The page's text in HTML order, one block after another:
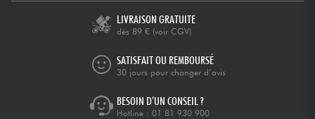
LIVRAISON GRATUITE
dès 89 € (voir CGV)
SATISFAIT OU REMBOURSÉ
30 jours pour changer d’avis
BESOIN D’UN CONSEIL ?
Hotline : 01 81 930 900